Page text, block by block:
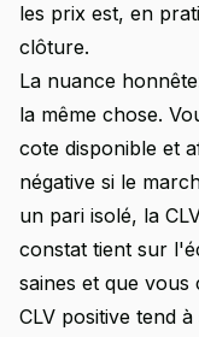
les prix est, en
clôture.
La nuance
la même chose.
cote disponible et
négative si le
un pari isolé, la
constat tient sur
saines et que vous
CLV positive tend